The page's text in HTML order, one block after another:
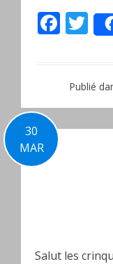
Publié
30
MAR
Salut les